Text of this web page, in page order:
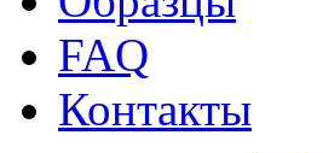
FAQ
Контакты